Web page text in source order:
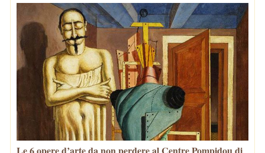
Le 6 opere d’arte da non perdere al Centre Pompidou di